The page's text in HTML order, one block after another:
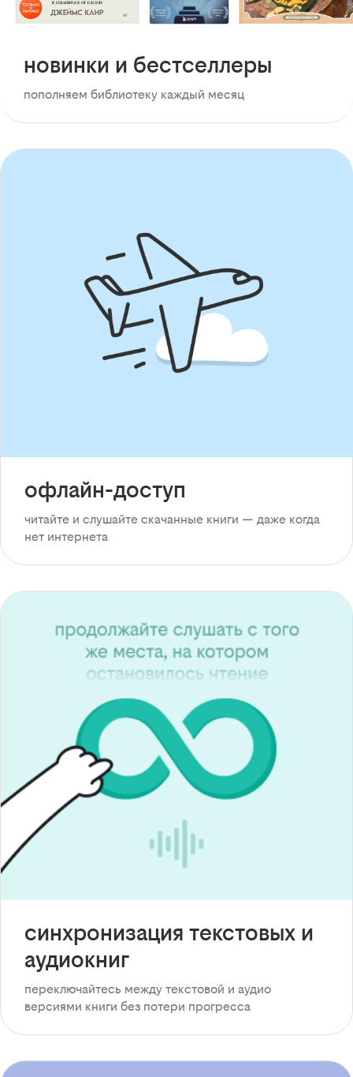
новинки и бестселлеры
пополняем библиотеку каждый месяц
офлайн-доступ
читайте и слушайте скачанные книги — даже когда
нет интернета
синхронизация текстовых и
аудиокниг
переключайтесь между текстовой и аудио
версиями книги без потери прогресса